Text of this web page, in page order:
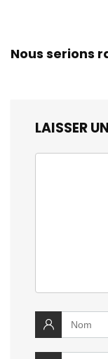
Nous serions
LAISSER